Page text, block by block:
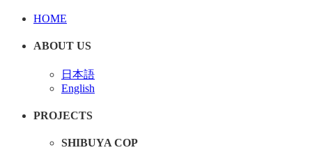
HOME
ABOUT US
日本語
English
PROJECTS
SHIBUYA COP